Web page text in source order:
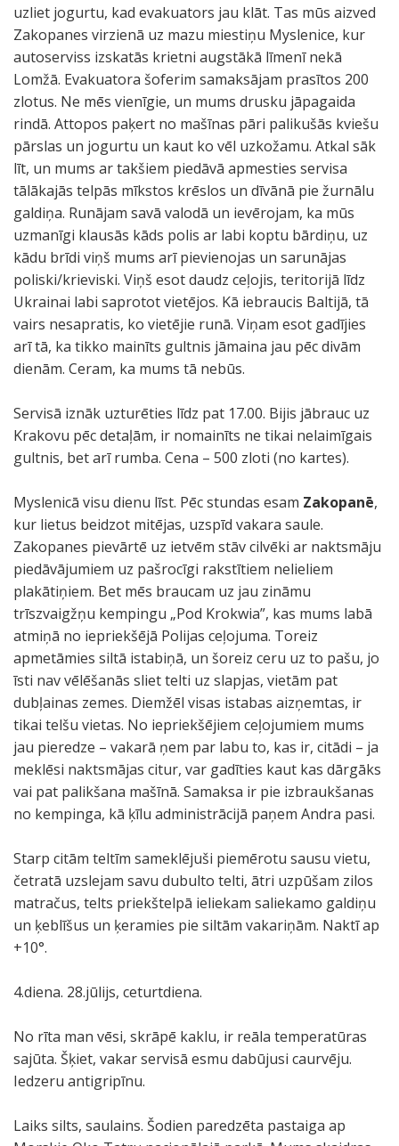
uzliet jogurtu, kad evakuators jau klāt. Tas mūs aizved
Zakopanes virzienā uz mazu miestiņu Myslenice, kur
autoserviss izskatās krietni augstākā līmenī nekā
Lomžā. Evakuatora šoferim samaksājam prasītos 200
zlotus. Ne mēs vienīgie, un mums drusku jāpagaida
rindā. Attopos paķert no mašīnas pāri palikušās kviešu
pārslas un jogurtu un kaut ko vēl uzkožamu. Atkal sāk
līt, un mums ar takšiem piedāvā apmesties servisa
tālākajās telpās mīkstos krēslos un dīvānā pie žurnālu
galdiņa. Runājam savā valodā un ievērojam, ka mūs
uzmanīgi klausās kāds polis ar labi koptu bārdiņu, uz
kādu brīdi viņš mums arī pievienojas un sarunājas
poliski/krieviski. Viņš esot daudz ceļojis, teritorijā līdz
Ukrainai labi saprotot vietējos. Kā iebraucis Baltijā, tā
vairs nesapratis, ko vietējie runā. Viņam esot gadījies
arī tā, ka tikko mainīts gultnis jāmaina jau pēc divām
dienām. Ceram, ka mums tā nebūs.
Servisā iznāk uzturēties līdz pat 17.00. Bijis jābrauc uz
Krakovu pēc detaļām, ir nomainīts ne tikai nelaimīgais
gultnis, bet arī rumba. Cena – 500 zloti (no kartes).
Myslenicā visu dienu līst. Pēc stundas esam Zakopanē,
kur lietus beidzot mitējas, uzspīd vakara saule.
Zakopanes pievārtē uz ietvēm stāv cilvēki ar naktsmāju
piedāvājumiem uz pašrocīgi rakstītiem nelieliem
plakātiņiem. Bet mēs braucam uz jau zināmu
trīszvaigžņu kempingu „Pod Krokwia”, kas mums labā
atmiņā no iepriekšējā Polijas ceļojuma. Toreiz
apmetāmies siltā istabiņā, un šoreiz ceru uz to pašu, jo
īsti nav vēlēšanās sliet telti uz slapjas, vietām pat
dubļainas zemes. Diemžēl visas istabas aizņemtas, ir
tikai telšu vietas. No iepriekšējiem ceļojumiem mums
jau pieredze – vakarā ņem par labu to, kas ir, citādi – ja
meklēsi naktsmājas citur, var gadīties kaut kas dārgāks
vai pat palikšana mašīnā. Samaksa ir pie izbraukšanas
no kempinga, kā ķīlu administrācijā paņem Andra pasi.
Starp citām teltīm sameklējuši piemērotu sausu vietu,
četratā uzslejam savu dubulto telti, ātri uzpūšam zilos
matračus, telts priekštelpā ieliekam saliekamo galdiņu
un ķeblīšus un ķeramies pie siltām vakariņām. Naktī ap
+10°.
4.diena. 28.jūlijs, ceturtdiena.
No rīta man vēsi, skrāpē kaklu, ir reāla temperatūras
sajūta. Šķiet, vakar servisā esmu dabūjusi caurvēju.
Iedzeru antigripīnu.
Laiks silts, saulains. Šodien paredzēta pastaiga ap